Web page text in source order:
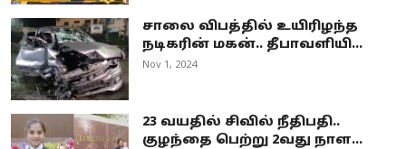
சாலை விபத்தில் உயிரிழந்த
நடிகரின் மகன்.. தீபாவளியி...
Nov 1, 2024
23 வயதில் சிவில் நீதிபதி..
குழந்தை பெற்று 2வது நாள...